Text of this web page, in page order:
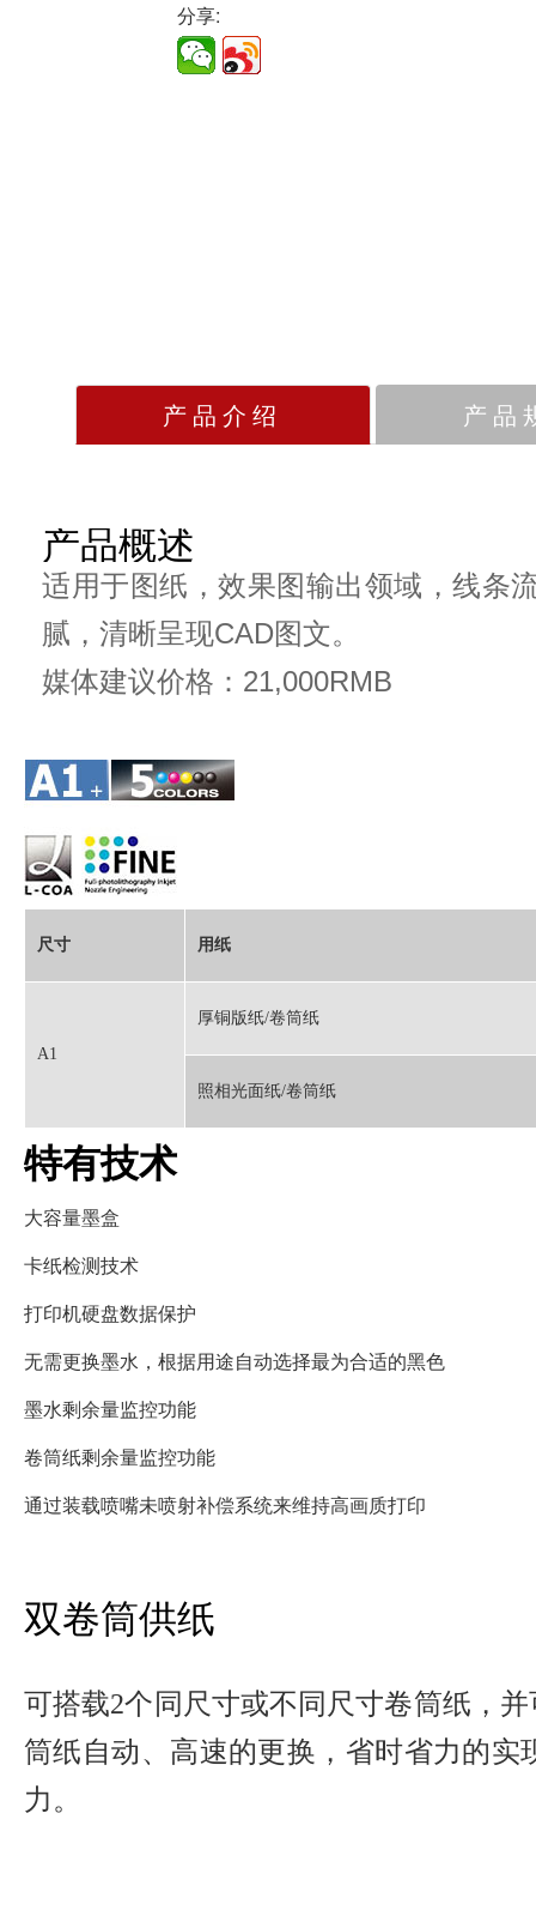
分享:
产品介绍 产品
产品概述
适用于图纸，效果图输出领域，线条
腻，清晰呈现CAD图文。
媒体建议价格：21,000RMB
尺寸 用纸
A1
厚铜版纸/卷筒纸
照相光面纸/卷筒纸
特有技术
大容量墨盒
卡纸检测技术
打印机硬盘数据保护
无需更换墨水，根据用途自动选择最为合适的黑色
墨水剩余量监控功能
卷筒纸剩余量监控功能
通过装载喷嘴未喷射补偿系统来维持高画质打印
双卷筒供纸
可搭载2个同尺寸或不同尺寸卷筒纸，
筒纸自动、高速的更换，省时省力的
力。